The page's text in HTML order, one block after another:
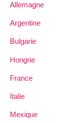
Allemagne
Argentine
Bulgarie
Hongrie
France
Italie
Mexique